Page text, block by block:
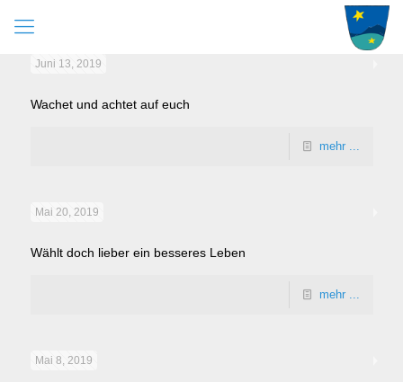
Juni 13, 2019
Wachet und achtet auf euch
mehr ...
Mai 20, 2019
Wählt doch lieber ein besseres Leben
mehr ...
Mai 8, 2019